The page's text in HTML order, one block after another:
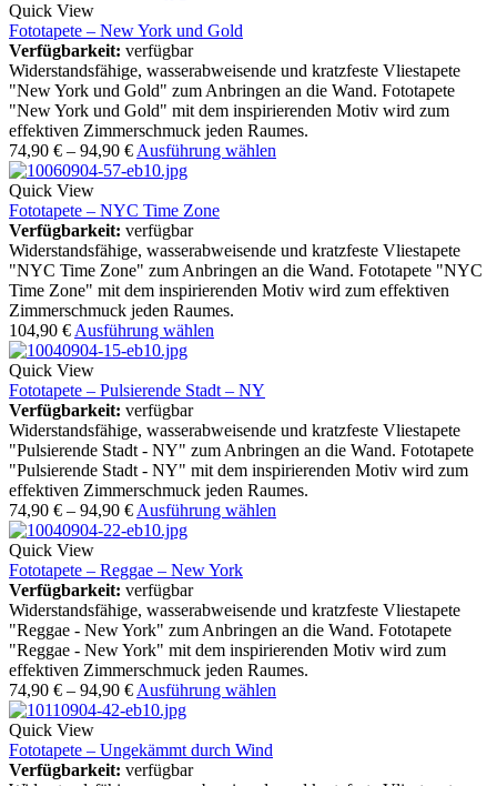
Quick View
Fototapete – New York und Gold
Verfügbarkeit: verfügbar
Widerstandsfähige, wasserabweisende und kratzfeste Vliestapete
"New York und Gold" zum Anbringen an die Wand. Fototapete
"New York und Gold" mit dem inspirierenden Motiv wird zum
effektiven Zimmerschmuck jeden Raumes.
74,90 € – 94,90 € Ausführung wählen
Quick View
Fototapete – NYC Time Zone
Verfügbarkeit: verfügbar
Widerstandsfähige, wasserabweisende und kratzfeste Vliestapete
"NYC Time Zone" zum Anbringen an die Wand. Fototapete "NYC
Time Zone" mit dem inspirierenden Motiv wird zum effektiven
Zimmerschmuck jeden Raumes.
104,90 € Ausführung wählen
Quick View
Fototapete – Pulsierende Stadt – NY
Verfügbarkeit: verfügbar
Widerstandsfähige, wasserabweisende und kratzfeste Vliestapete
"Pulsierende Stadt - NY" zum Anbringen an die Wand. Fototapete
"Pulsierende Stadt - NY" mit dem inspirierenden Motiv wird zum
effektiven Zimmerschmuck jeden Raumes.
74,90 € – 94,90 € Ausführung wählen
Quick View
Fototapete – Reggae – New York
Verfügbarkeit: verfügbar
Widerstandsfähige, wasserabweisende und kratzfeste Vliestapete
"Reggae - New York" zum Anbringen an die Wand. Fototapete
"Reggae - New York" mit dem inspirierenden Motiv wird zum
effektiven Zimmerschmuck jeden Raumes.
74,90 € – 94,90 € Ausführung wählen
Quick View
Fototapete – Ungekämmt durch Wind
Verfügbarkeit: verfügbar